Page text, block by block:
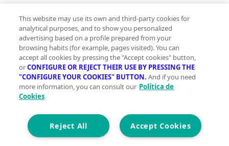
Contacto
hola@vivegreen.com
Aviso Legal
Condiciones de uso
Politica de privacidad
Política de cookies
Accesibilidad
This website may use its own and third-party cookies for
analytical purposes, and to show you personalized
advertising based on a profile prepared from your
browsing habits (for example, pages visited). You can
accept all cookies by pressing the "Accept cookies" button,
orCONFIGURE OR REJECT THEIR USE BY PRESSING THE
"CONFIGURE YOUR COOKIES" BUTTON. And if you need
more information, you can consult our Política de
Cookies
Accept Cookies
Reject All